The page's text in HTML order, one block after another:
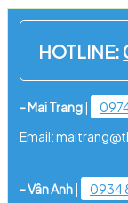
HOTLINE:
- Mai Trang|
Email:
- Vân Anh| 0934